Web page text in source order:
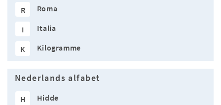
R Roma
I Italia
K Kilogramme
Nederlands alfabet
H Hidde